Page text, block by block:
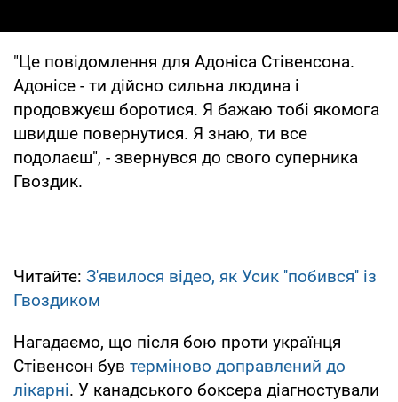
"Це повідомлення для Адоніса Стівенсона.
Адонісе - ти дійсно сильна людина і
продовжуєш боротися. Я бажаю тобі якомога
швидше повернутися. Я знаю, ти все
подолаєш", - звернувся до свого суперника
Гвоздик.
Читайте: З'явилося відео, як Усик ''побився'' із
Гвоздиком
Нагадаємо, що після бою проти українця
Стівенсон був терміново доправлений до
лікарні. У канадського боксера діагностували